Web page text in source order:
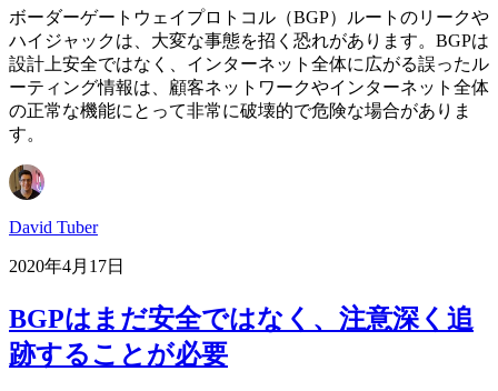
ボーダーゲートウェイプロトコル（BGP）ルートのリークや
ハイジャックは、大変な事態を招く恐れがあります。BGPは
設計上安全ではなく、インターネット全体に広がる誤ったル
ーティング情報は、顧客ネットワークやインターネット全体
の正常な機能にとって非常に破壊的で危険な場合がありま
す。
David Tuber
2020年4月17日
BGPはまだ安全ではなく、注意深く追
跡することが必要